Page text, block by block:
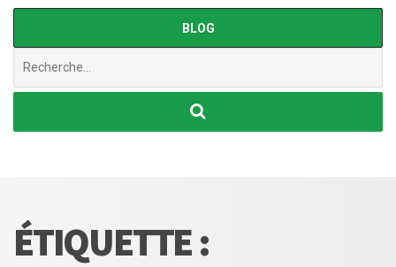
BLOG
ÉTIQUETTE :